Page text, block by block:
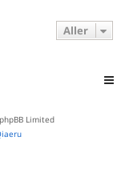
Aller
Limited